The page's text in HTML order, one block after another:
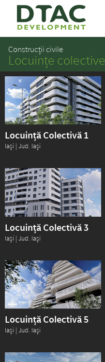
Construcții civile
Locuințe colective
Locuință Colectivă 1
Iași | Jud. Iași
Locuință Colectivă 3
Iași | Jud. Iași
Locuință Colectivă 5
Iași | Jud. Iași